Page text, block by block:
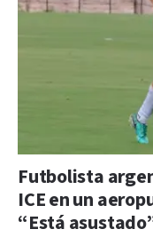
Futbolista
ICE en un
“Está